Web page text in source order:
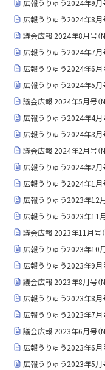
広報うりゅう2024年9月
広報うりゅう2024年8月
議会広報 2024年8月号（
広報うりゅう2024年7月
広報うりゅう2024年6月
広報うりゅう2024年5月
議会広報 2024年5月号（
広報うりゅう2024年4月
広報うりゅう2024年3月
議会広報 2024年2月号（
広報うりゅう2024年2月
広報うりゅう2024年1月
広報うりゅう2023年12月
広報うりゅう2023年11月
議会広報 2023年11月号（
広報うりゅう2023年10月
広報うりゅう2023年9月
議会広報 2023年8月号（
広報うりゅう2023年8月
広報うりゅう2023年7月
議会広報 2023年6月号（
広報うりゅう2023年6月
広報うりゅう2023年5月